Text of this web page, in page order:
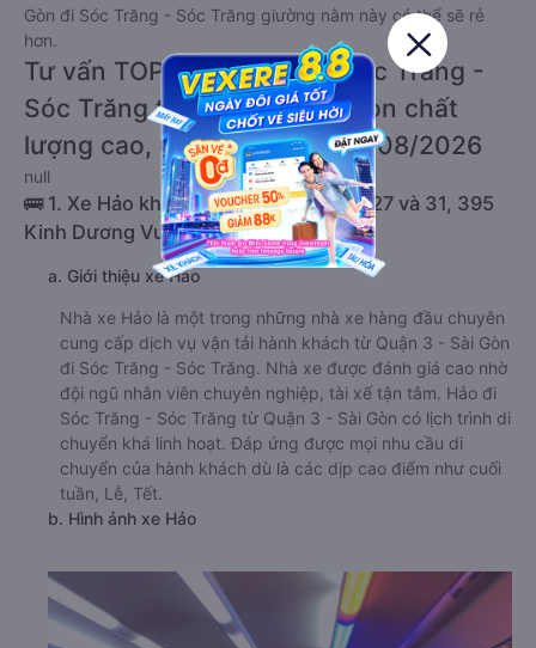
Gòn đi Sóc Trăng - Sóc Trăng giường nằm này có thể sẽ rẻ
hơn.
Tư vấn TOP 2 xe khách đi Sóc Trăng -
Sóc Trăng từ Quận 3 - Sài Gòn chất
lượng cao, uy tín, giá rẻ nhất 08/2026
null
🚌 1. Xe Hảo khởi hành tại Quầy vé số 27 và 31, 395
Kinh Dương Vương (Bến xe Miền Tây)
a. Giới thiệu xe Hảo
Nhà xe Hảo là một trong những nhà xe hàng đầu chuyên
cung cấp dịch vụ vận tải hành khách từ Quận 3 - Sài Gòn
đi Sóc Trăng - Sóc Trăng. Nhà xe được đánh giá cao nhờ
đội ngũ nhân viên chuyên nghiệp, tài xế tận tâm. Hảo đi
Sóc Trăng - Sóc Trăng từ Quận 3 - Sài Gòn có lịch trình di
chuyển khá linh hoạt. Đáp ứng được mọi nhu cầu di
chuyển của hành khách dù là các dịp cao điểm như cuối
tuần, Lễ, Tết.
b. Hình ảnh xe Hảo